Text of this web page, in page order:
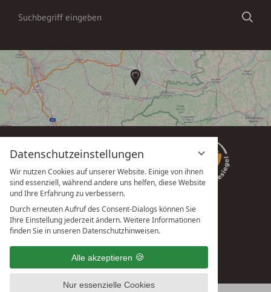
Datenschutzeinstellungen
Wir nutzen Cookies auf unserer Website. Einige von ihnen
sind essenziell, während andere uns helfen, diese Website
und Ihre Erfahrung zu verbessern.
Durch erneuten Aufruf des Consent-Dialogs können Sie
Ihre Einstellung jederzeit ändern. Weitere Informationen
finden Sie in unseren Datenschutzhinweisen.
Alle akzeptieren
Nur essenzielle Cookies
Suchbegriff
vioma GmbH